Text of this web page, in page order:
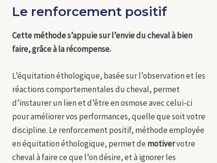
Le renforcement positif
Cette méthode s’appuie sur l’envie du cheval à bien
faire, grâce à la récompense.
L’équitation éthologique, basée sur l’observation et les
réactions comportementales du cheval, permet
d’instaurer un lien et d’être en osmose avec celui-ci
pour améliorer vos performances, quelle que soit votre
discipline. Le renforcement positif, méthode employée
en équitation éthologique, permet de motivervotre
cheval à faire ce que l’on désire, et à ignorer les